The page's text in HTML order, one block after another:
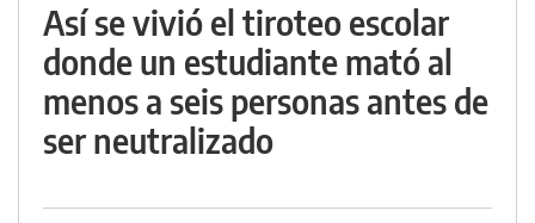
Así se vivió el tiroteo escolar
donde un estudiante mató al
menos a seis personas antes de
ser neutralizado